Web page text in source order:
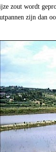
zout wordt
zijn dan